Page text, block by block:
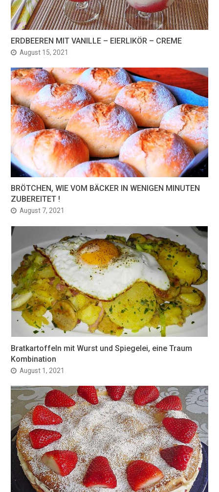
ERDBEEREN MIT VANILLE – EIERLIKÖR – CREME
August 15, 2021
BRÖTCHEN, WIE VOM BÄCKER IN WENIGEN MINUTEN
ZUBEREITET !
August 7, 2021
Bratkartoffeln mit Wurst und Spiegelei, eine Traum
Kombination
August 1, 2021